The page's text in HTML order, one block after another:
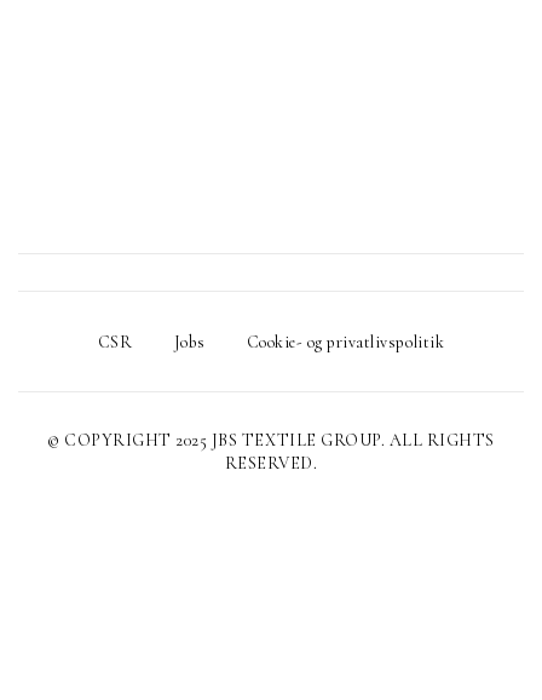
CSR Jobs Cookie- og privatlivspolitik
© COPYRIGHT 2025 JBS TEXTILE GROUP. ALL RIGHTS
RESERVED.